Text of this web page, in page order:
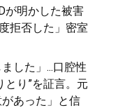
が明かした被害
拒否した」密室
した」...口腔性
とり”を証言。元
あった」と信